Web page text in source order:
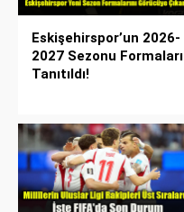
Eskişehirspor’un 2026-
2027 Sezonu Formaları
Tanıtıldı!